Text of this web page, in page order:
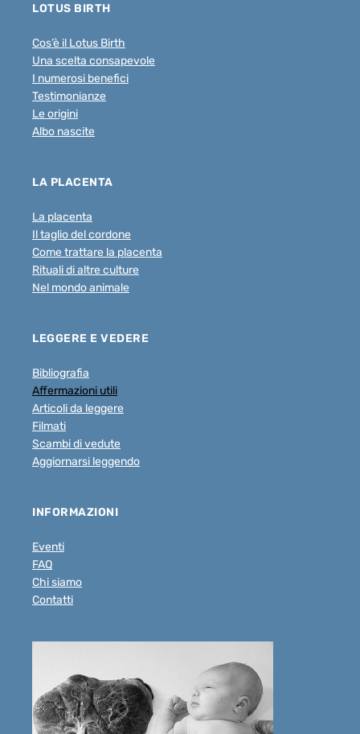
LOTUS BIRTH
Cos’è il Lotus Birth
Una scelta consapevole
I numerosi benefici
Testimonianze
Le origini
Albo nascite
LA PLACENTA
La placenta
Il taglio del cordone
Come trattare la placenta
Rituali di altre culture
Nel mondo animale
LEGGERE E VEDERE
Bibliografia
Affermazioni utili
Articoli da leggere
Filmati
Scambi di vedute
Aggiornarsi leggendo
INFORMAZIONI
Eventi
FAQ
Chi siamo
Contatti